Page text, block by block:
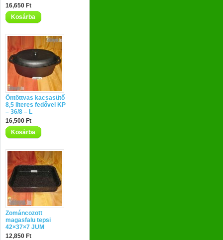
16,650 Ft
Kosárba
Öntöttvas kacsasütő
8,5 literes fedővel KP
– 36/8 – L
16,500 Ft
Kosárba
Zománcozott
magasfalu tepsi
42×37×7 JUM
12,850 Ft